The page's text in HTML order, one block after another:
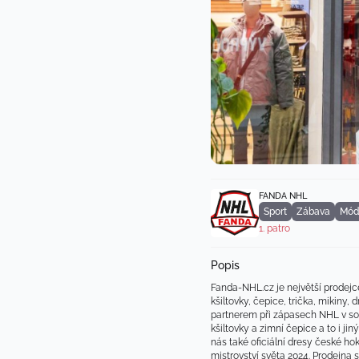
FANDA NHL
Sport Zábava
1. patro
Popis
Fanda-NHL.cz je největší
kšiltovky, čepice, trička, mikiny,
partnerem při zápasech NHL v
kšiltovky a zimní čepice a to i
nás také oficiální dresy české
mistrovství světa 2024. Prodejna